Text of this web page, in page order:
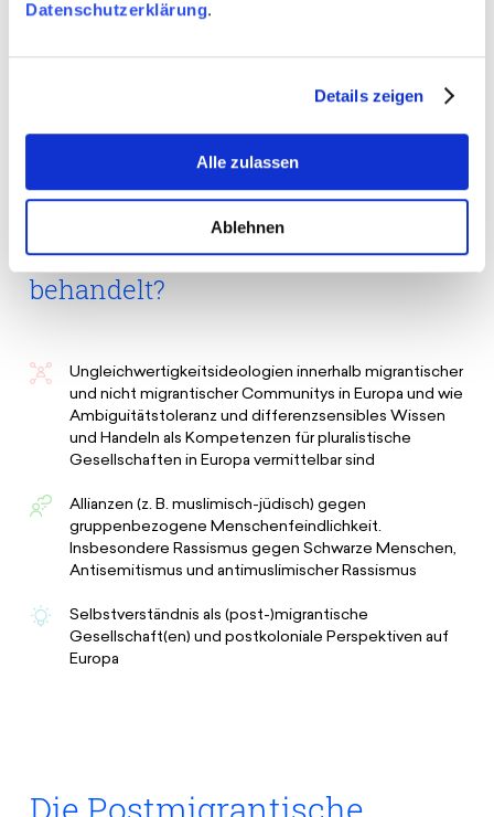
Datenschutzerklärung.
Details zeigen
Alle zulassen
Ablehnen
Projektreise „Future of Postmigrant Europe“
werden auch die Teilnehmer*innen zu Beitragenden
Welche Themen werden
behandelt?
Ungleichwertigkeitsideologien innerhalb migrantischer
und nicht migrantischer Communitys in Europa und wie
Ambiguitätstoleranz und differenzsensibles Wissen
und Handeln als Kompetenzen für pluralistische
Gesellschaften in Europa vermittelbar sind
Allianzen (z. B. muslimisch-jüdisch) gegen
gruppenbezogene Menschenfeindlichkeit.
Insbesondere Rassismus gegen Schwarze Menschen,
Antisemitismus und antimuslimischer Rassismus
Selbstverständnis als (post-)migrantische
Gesellschaft(en) und postkoloniale Perspektiven auf
Europa